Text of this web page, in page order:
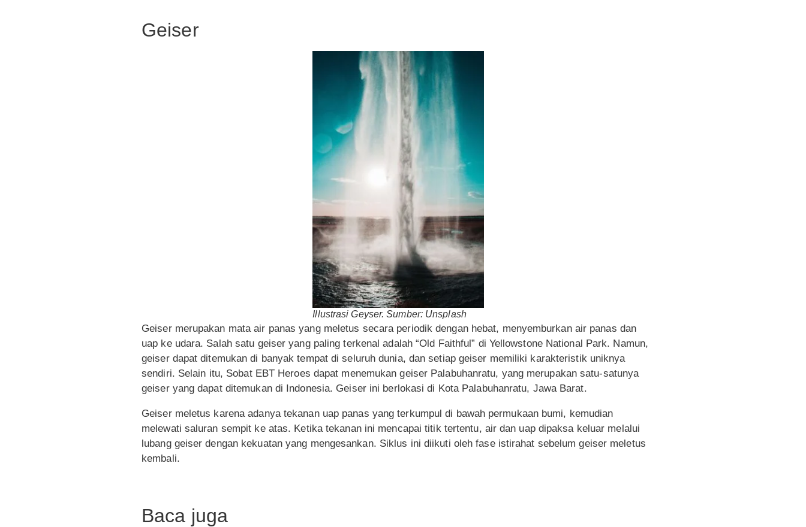
Geiser
Illustrasi Geyser. Sumber: Unsplash
Geiser merupakan mata air panas yang meletus secara periodik dengan hebat, menyemburkan air panas dan
uap ke udara. Salah satu geiser yang paling terkenal adalah “Old Faithful” di Yellowstone National Park. Namun,
geiser dapat ditemukan di banyak tempat di seluruh dunia, dan setiap geiser memiliki karakteristik uniknya
sendiri. Selain itu, Sobat EBT Heroes dapat menemukan geiser Palabuhanratu, yang merupakan satu-satunya
geiser yang dapat ditemukan di Indonesia. Geiser ini berlokasi di Kota Palabuhanratu, Jawa Barat.
Geiser meletus karena adanya tekanan uap panas yang terkumpul di bawah permukaan bumi, kemudian
melewati saluran sempit ke atas. Ketika tekanan ini mencapai titik tertentu, air dan uap dipaksa keluar melalui
lubang geiser dengan kekuatan yang mengesankan. Siklus ini diikuti oleh fase istirahat sebelum geiser meletus
kembali.
Baca juga